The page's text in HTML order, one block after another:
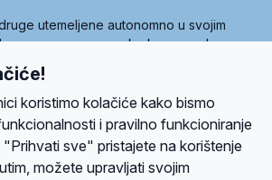
utemeljene autonomno u svojim
su povezane preko krovne udruge
obitelj Radio Marije (World Family of
obitelj utemeljilo je sedam članica, među
Radio Marija.
koristimo kolačiće kako bismo
i pravilno funkcioniranje
sve" pristajete na korištenje
možete upravljati svojim